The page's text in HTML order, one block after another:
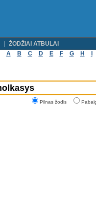
ŽODŽIAI ATBULAI
A
B C D E F G H
Pilnas žodis